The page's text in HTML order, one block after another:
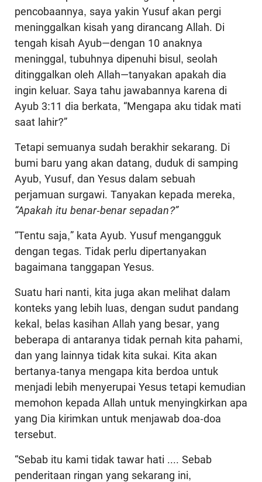
pencobaannya, saya yakin Yusuf akan pergi
meninggalkan kisah yang dirancang Allah. Di
tengah kisah Ayub—dengan 10 anaknya
meninggal, tubuhnya dipenuhi bisul, seolah
ditinggalkan oleh Allah—tanyakan apakah dia
ingin keluar. Saya tahu jawabannya karena di
Ayub 3:11 dia berkata, “Mengapa aku tidak mati
saat lahir?”
Tetapi semuanya sudah berakhir sekarang. Di
bumi baru yang akan datang, duduk di samping
Ayub, Yusuf, dan Yesus dalam sebuah
perjamuan surgawi. Tanyakan kepada mereka,
“Apakah itu benar-benar sepadan?”
“Tentu saja,” kata Ayub. Yusuf mengangguk
dengan tegas. Tidak perlu dipertanyakan
bagaimana tanggapan Yesus.
Suatu hari nanti, kita juga akan melihat dalam
konteks yang lebih luas, dengan sudut pandang
kekal, belas kasihan Allah yang besar, yang
beberapa di antaranya tidak pernah kita pahami,
dan yang lainnya tidak kita sukai. Kita akan
bertanya-tanya mengapa kita berdoa untuk
menjadi lebih menyerupai Yesus tetapi kemudian
memohon kepada Allah untuk menyingkirkan apa
yang Dia kirimkan untuk menjawab doa-doa
tersebut.
“Sebab itu kami tidak tawar hati .... Sebab
penderitaan ringan yang sekarang ini,